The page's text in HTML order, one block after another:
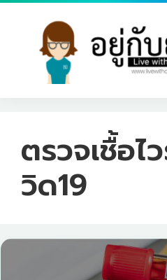
ตรวจเชื้อไ
วิด19